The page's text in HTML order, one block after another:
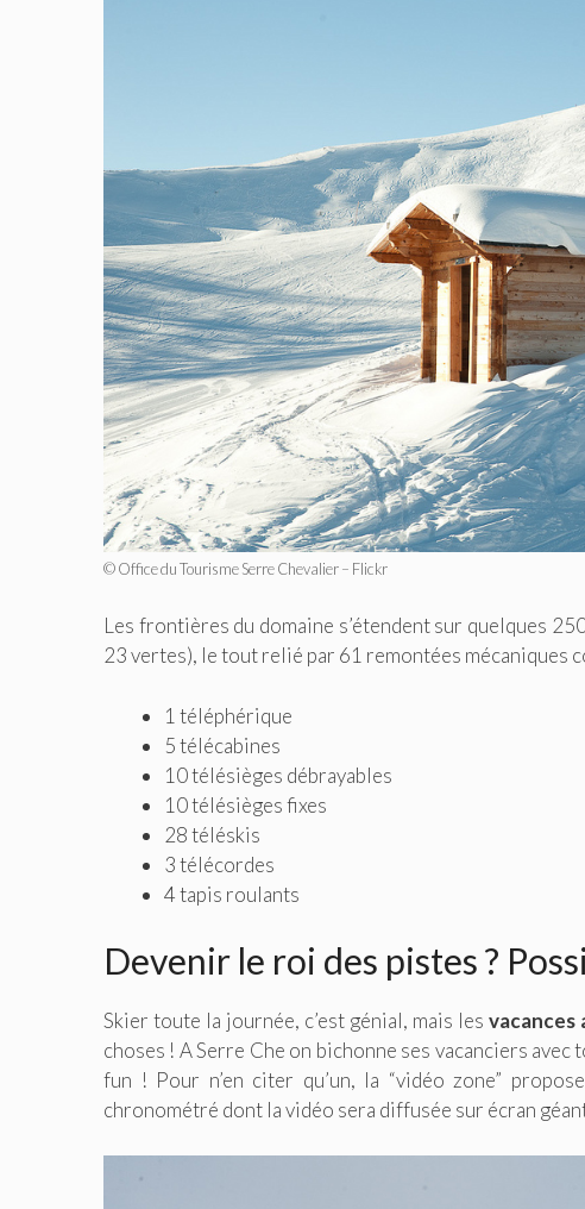
© Office du Tourisme Serre Chevalier – Flickr
Les frontières du domaine s’étendent sur quelques
23 vertes), le tout relié par 61 remontées mécaniques
1 téléphérique
5 télécabines
10 télésièges débrayables
10 télésièges fixes
28 téléskis
3 télécordes
4 tapis roulants
Devenir le roi des pistes ?
Skier toute la journée, c’est génial, mais lesvacances
choses ! A Serre Che on bichonne ses vacanciers avec
fun ! Pour n’en citer qu’un, la “vidéo zone”
chronométré dont la vidéo sera diffusée sur écran